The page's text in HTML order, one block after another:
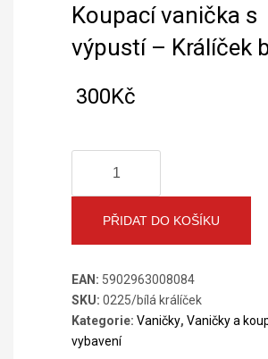
Koupací vanička s
výpustí – Králíček
300Kč
vanička
s
výpustí
bílá
množství
PŘIDAT DO KOŠÍKU
EAN: 5902963008084
SKU: 0225/bílá králíček
Kategorie: Vaničky, Vaničky a
vybavení